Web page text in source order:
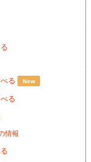
る New
る
情報